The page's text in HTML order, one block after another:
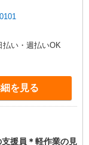
・日払い・週払いOK
を見る
援員＊軽作業の見